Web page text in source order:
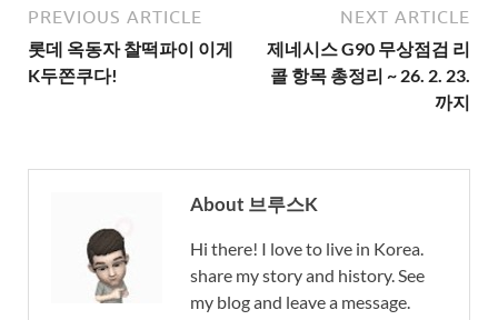
PREVIOUS ARTICLE
롯데 옥동자 찰떡파이 이게
K두쫀쿠다!
NEXT ARTICLE
제네시스 G90 무상점검 리
콜 항목 총정리 ~ 26. 2. 23.
까지
About 브루스K
Hi there! I love to live in Korea.
share my story and history. See
my blog and leave a message.